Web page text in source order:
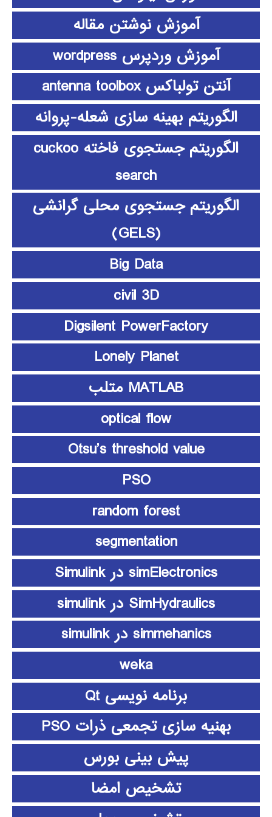
آموزش نوشتن مقاله
آموزش وردپرس wordpress
آنتن تولباکس antenna toolbox
الگوریتم بهینه سازی شعله-پروانه
الگوریتم جستجوی فاخته cuckoo
search
الگوریتم جستجوی محلی گرانشی
(GELS)
Big Data
civil 3D
Digsilent PowerFactory
Lonely Planet
MATLAB متلب
optical flow
Otsu’s threshold value
PSO
random forest
segmentation
simElectronics در Simulink
SimHydraulics در simulink
simmehanics در simulink
weka
برنامه نویسی Qt
بهنیه سازی تجمعی ذرات PSO
پیش بینی بورس
تشخیص امضا